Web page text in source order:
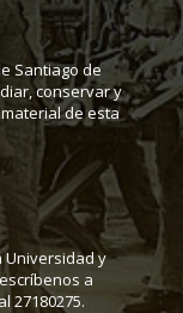
Santiago de
conservar y
de esta
Universidad y
a
27180275.